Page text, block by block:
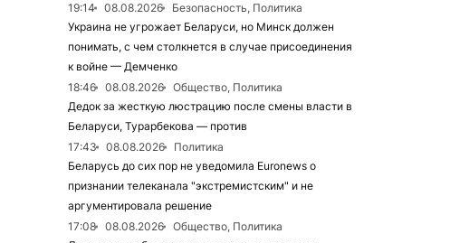
19:14
08.08.2026
Безопасность, Политика
Украина не угрожает Беларуси, но Минск должен
понимать, с чем столкнется в случае присоединения
к войне — Демченко
18:46
08.08.2026
Общество, Политика
Дедок за жесткую люстрацию после смены власти в
Беларуси, Турарбекова — против
17:43
08.08.2026
Политика
Беларусь до сих пор не уведомила Euronews о
признании телеканала "экстремистским" и не
аргументировала решение
17:08
08.08.2026
Общество, Политика